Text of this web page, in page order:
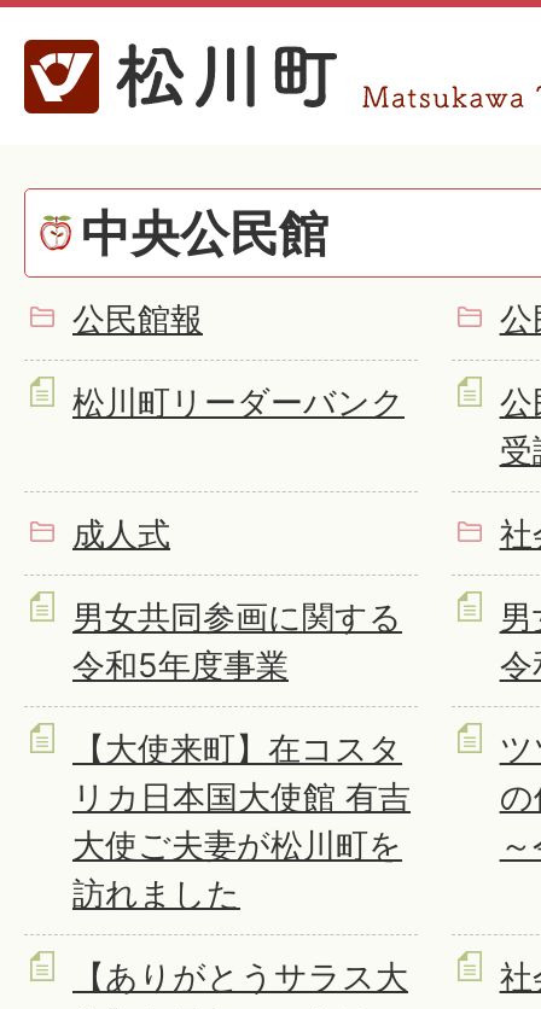
中央公民館
公民館報 公
松川町リーダーバンク
公
成人式 社
男女共同参画に関する
令和5年度事業
令
【大使来町】在コスタ
リカ日本国大使館 有吉
大使ご夫妻が松川町を
訪れました
【ありがとうサラス大
社